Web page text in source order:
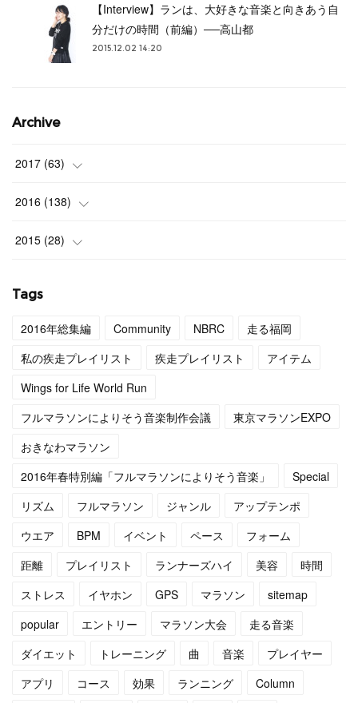
【Interview】ランは、大好きな音楽と向きあう自
分だけの時間（前編）──高山都
2015.12.02 14:20
Archive
2017 (63)
(3)
(4)
( 4)
(4)
( 5)
(
15
2016 (138)
(9)
11
( 12)
( 13 )
(
)
2015 (28)
Tags
2016年総集編 Community NBRC
走る福岡
私の疾走プレイリスト
疾走プレイリスト
アイテム
Wings for Life World Run
フルマラソンによりそう音楽制作会議
東京マラソンEXPO
おきなわマラソン
2016年春特別編「フルマラソンによりそう音楽」
Special
リズム
フルマラソン ジャンル
アップテンポ
ウエア
BPM イベント ペース
フォーム
距離
プレイリスト ランナーズハイ 美容
時間
ストレス
イヤホン GPS マラソン
sitemap
popular
エントリー マラソン大会
走る音楽
ダイエット
トレーニング 曲 音楽
プレイヤー
アプリ
コース 効果 ランニング Column